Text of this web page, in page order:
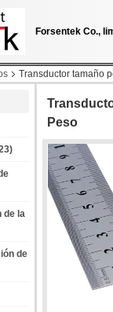
Forsentek Co.,
Transductor tamaño
de la
de
Peso